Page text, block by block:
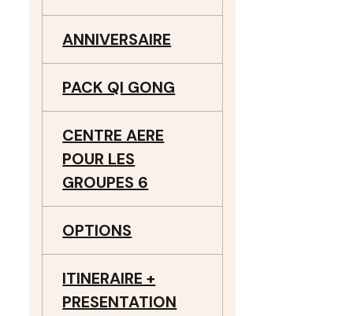
ANNIVERSAIRE
PACK QI GONG
CENTRE AERE
POUR LES
GROUPES 6
OPTIONS
ITINERAIRE +
PRESENTATION